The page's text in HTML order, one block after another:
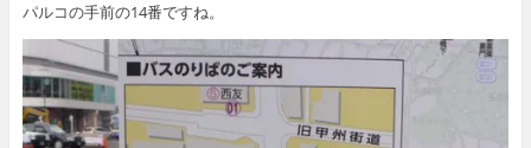
パルコの手前の14番ですね。